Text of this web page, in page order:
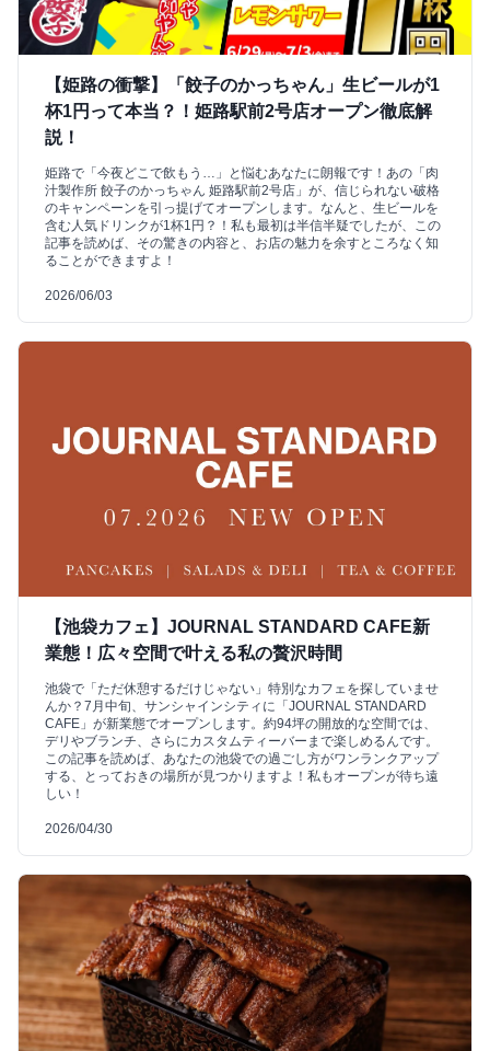
【姫路の衝撃】「餃子のかっちゃん」生ビールが1
杯1円って本当？！姫路駅前2号店オープン徹底解
説！
姫路で「今夜どこで飲もう…」と悩むあなたに朗報です！あの「肉
汁製作所 餃子のかっちゃん 姫路駅前2号店」が、信じられない破格
のキャンペーンを引っ提げてオープンします。なんと、生ビールを
含む人気ドリンクが1杯1円？！私も最初は半信半疑でしたが、この
記事を読めば、その驚きの内容と、お店の魅力を余すところなく知
ることができますよ！
2026/06/03
【池袋カフェ】JOURNAL STANDARD CAFE新
業態！広々空間で叶える私の贅沢時間
池袋で「ただ休憩するだけじゃない」特別なカフェを探していませ
んか？7月中旬、サンシャインシティに「JOURNAL STANDARD
CAFE」が新業態でオープンします。約94坪の開放的な空間では、
デリやブランチ、さらにカスタムティーバーまで楽しめるんです。
この記事を読めば、あなたの池袋での過ごし方がワンランクアップ
する、とっておきの場所が見つかりますよ！私もオープンが待ち遠
しい！
2026/04/30